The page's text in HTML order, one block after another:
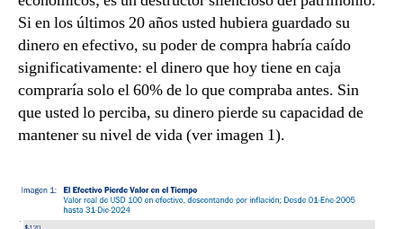
Si en los últimos 20 años usted hubiera guardado su
dinero en efectivo, su poder de compra habría caído
significativamente: el dinero que hoy tiene en caja
compraría solo el 60% de lo que compraba antes. Sin
que usted lo perciba, su dinero pierde su capacidad de
mantener su nivel de vida (ver imagen 1).